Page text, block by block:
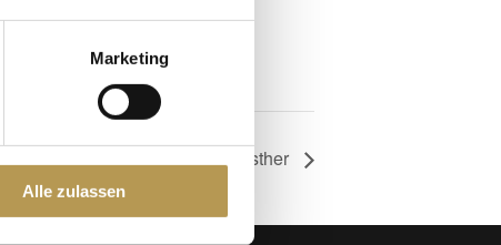
Marketing
Alle zulassen
Klangschalenaufguss mit Esther